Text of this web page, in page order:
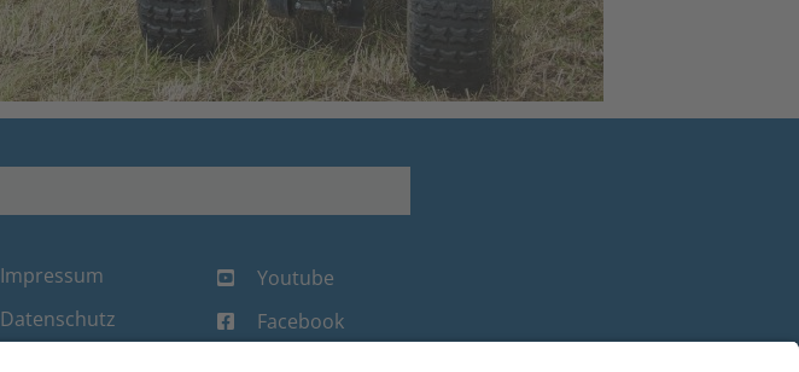
Impressum
Datenschutz
Youtube
Facebook